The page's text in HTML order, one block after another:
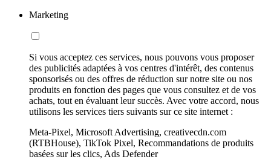
Marketing
Si vous acceptez ces services, nous pouvons vous proposer
des publicités adaptées à vos centres d'intérêt, des contenus
sponsorisés ou des offres de réduction sur notre site ou nos
produits en fonction des pages que vous consultez et de vos
achats, tout en évaluant leur succès. Avec votre accord, nous
utilisons les services tiers suivants sur ce site internet :
Meta-Pixel, Microsoft Advertising, creativecdn.com
(RTBHouse), TikTok Pixel, Recommandations de produits
basées sur les clics, Ads Defender